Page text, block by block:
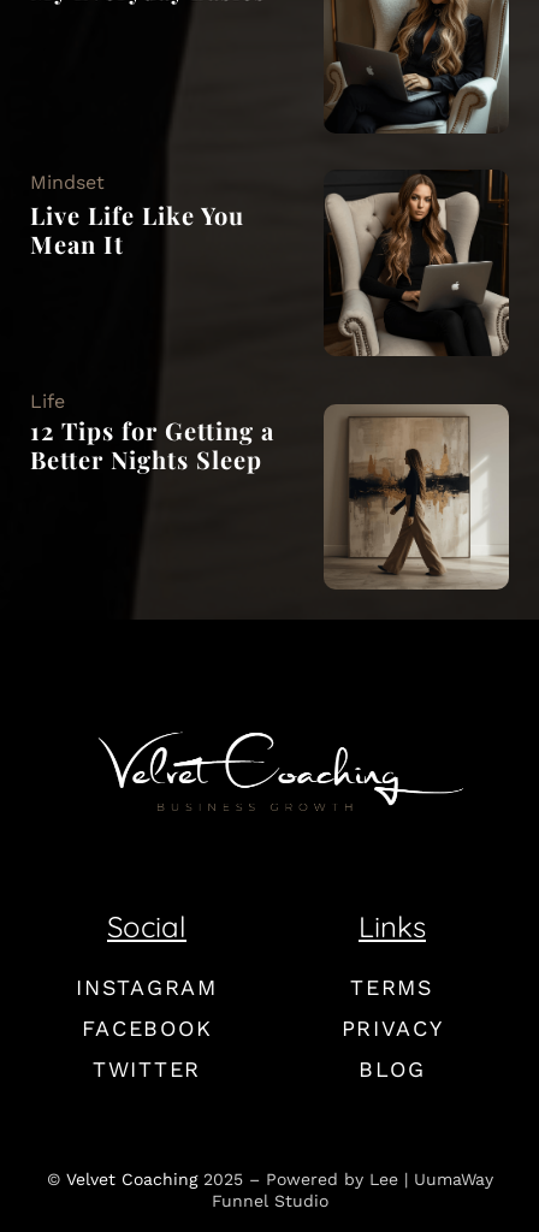
Mindset
Live Life Like You
Mean It
Life
12 Tips for Getting a
Better Nights Sleep
Social
INSTAGRAM
FACEBOOK
TWITTER
Links
TERMS
PRIVACY
BLOG
© Velvet Coaching2025 – Powered by Lee | UumaWay
Funnel Studio